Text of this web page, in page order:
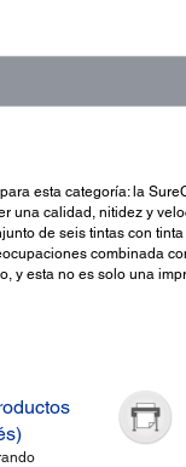
esta categoría: la
una calidad, nitidez y
de seis tintas con
combinada
y esta no es solo una